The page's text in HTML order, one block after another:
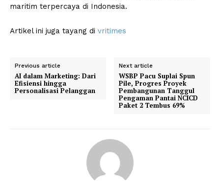
maritim terpercaya di Indonesia.
Artikel ini juga tayang di vritimes
Previous article
AI dalam Marketing: Dari
Efisiensi hingga
Personalisasi Pelanggan
Next article
WSBP Pacu Suplai Spun
Pile, Progres Proyek
Pembangunan Tanggul
Pengaman Pantai NCICD
Paket 2 Tembus 69%